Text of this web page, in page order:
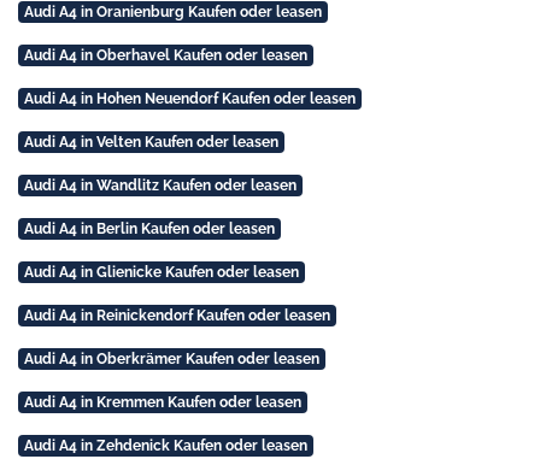
Audi A4 in Oranienburg Kaufen oder leasen
Audi A4 in Oberhavel Kaufen oder leasen
Audi A4 in Hohen Neuendorf Kaufen oder leasen
Audi A4 in Velten Kaufen oder leasen
Audi A4 in Wandlitz Kaufen oder leasen
Audi A4 in Berlin Kaufen oder leasen
Audi A4 in Glienicke Kaufen oder leasen
Audi A4 in Reinickendorf Kaufen oder leasen
Audi A4 in Oberkrämer Kaufen oder leasen
Audi A4 in Kremmen Kaufen oder leasen
Audi A4 in Zehdenick Kaufen oder leasen